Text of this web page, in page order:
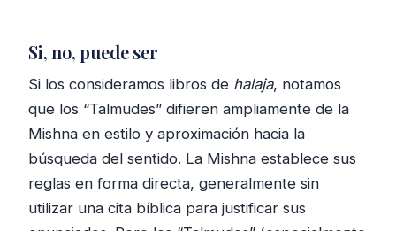
Si, no, puede ser
Si los consideramos libros de halaja, notamos
que los “Talmudes” difieren ampliamente de la
Mishna en estilo y aproximación hacia la
búsqueda del sentido. La Mishna establece sus
reglas en forma directa, generalmente sin
utilizar una cita bíblica para justificar sus